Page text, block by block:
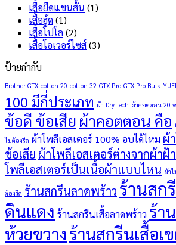
เสื้อยืดแขนสั้น (1)
เสื้อฮู้ด (1)
เสื้อโปโล (2)
เสื้อโอเวอร์ไซส์(3)
ป้ายกำกับ
Brother GTX cotton 20 cotton 32 GTX Pro GTX Pro Bulk
100 มีกี่ประเภท ผ้า Dry Tech ผ้าคอตตอน 20
ข้อดี ข้อเสีย ผ้าคอตตอน คือ
ไม่ต้องรีด ผ้าโพลีเอสเตอร์ 100% อบได้ไหม ผ้
ข้อเสีย ผ้าโพลีเอสเตอร์ต่างจากผ้าฝ้
โพลีเอสเตอร์เป็นเนื้อผ้าแบบไหน ผ้า
ต้องรีด ร้านสกรีนลาดพร้าว ร้านสก
ดินแดง ร้านสกรีนเสื้อลาดพร้าว ร้า
ห้วยขวางร้านสกรีนเสื้อเ